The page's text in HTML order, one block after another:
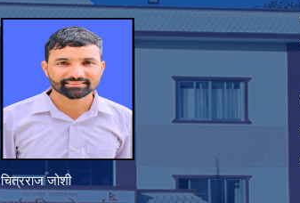
चित्रराज जोशी